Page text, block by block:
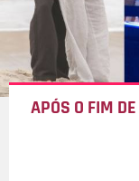
APÓS O FIM DE